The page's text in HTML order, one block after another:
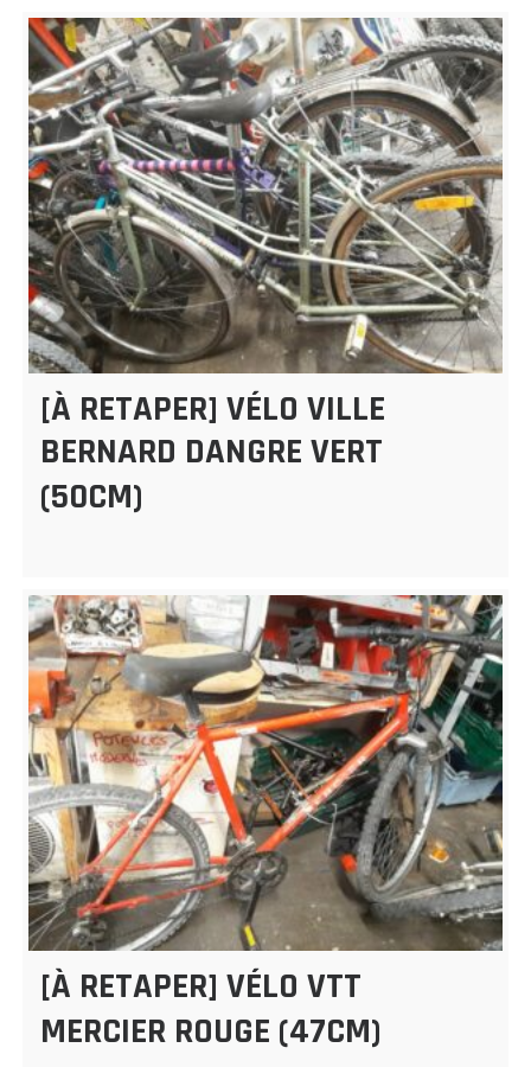
[À RETAPER] VÉLO VILLE
BERNARD DANGRE VERT
(50CM)
[À RETAPER] VÉLO VTT
MERCIER ROUGE (47CM)